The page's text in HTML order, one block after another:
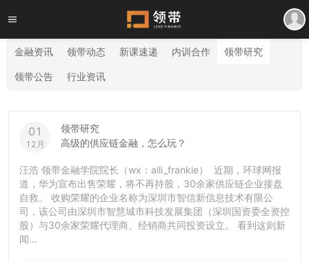
金融资讯 领带动态 新课速递 内训合作 领带研究
领带公告 行业资讯
01
12月
领带研究
高级的供应链金融，怎么玩？
汪浩 领带金融学院院长（wx：aili_frankie） 近期，环球网报
道，华为宣布出售荣耀，将不再持股，30余家供应链企业接盘
自救。 收购荣耀的企业名称为深圳市智信新信息技术有限公
司，该公司由深圳市智慧城市科技发展集团（深圳国资委全资控
股）与30余家荣耀代理商、经销商共同投资设立。 看到这则新
闻...